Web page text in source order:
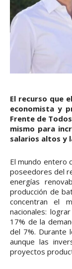
El recurso que
economista y
Frente de
mismo para
salarios altos y
El mundo entero
poseedores del
energías
producción de
concentran el
nacionales:
17% de la
del 7%. Durante
aunque las
proyectos